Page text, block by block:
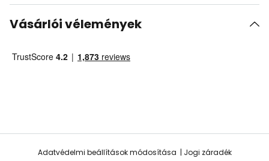
Vásárlói vélemények
Adatvédelmi beállítások módosítása Jogi záradék